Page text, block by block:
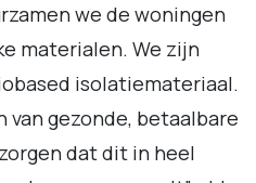
we de woningen
materialen. We zijn
isolatiemateriaal.
van gezonde, betaalbare
dat dit in heel